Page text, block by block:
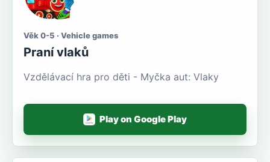
Věk 0-5 · Vehicle games
Praní vlaků
Vzdělávací hra pro děti - Myčka aut: Vlaky
Play on Google Play